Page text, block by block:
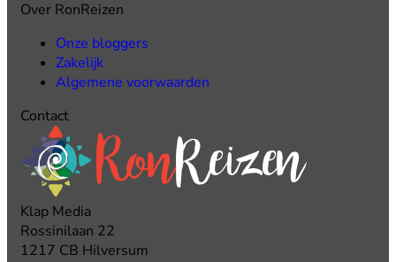
Over RonReizen
Onze bloggers
Zakelijk
Algemene voorwaarden
Contact
Klap Media
Rossinilaan 22
1217 CB Hilversum